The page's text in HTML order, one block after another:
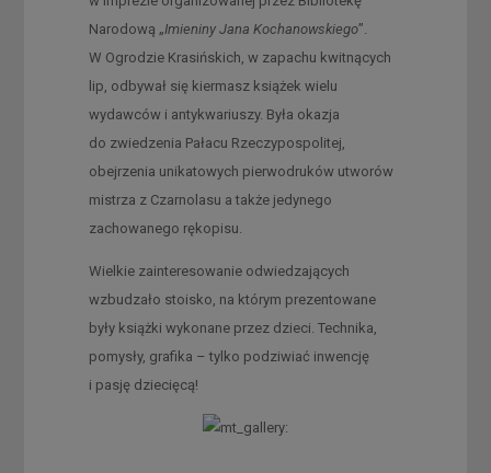
Narodową „Imieniny Jana Kochanowskiego”.
W Ogrodzie Krasińskich, w zapachu kwitnących
lip, odbywał się kiermasz książek wielu
wydawców i antykwariuszy. Była okazja
do zwiedzenia Pałacu Rzeczypospolitej,
obejrzenia unikatowych pierwodruków utworów
mistrza z Czarnolasu a także jedynego
zachowanego rękopisu.
Wielkie zainteresowanie odwiedzających
wzbudzało stoisko, na którym prezentowane
były książki wykonane przez dzieci. Technika,
pomysły, grafika – tylko podziwiać inwencję
i pasję dziecięcą!